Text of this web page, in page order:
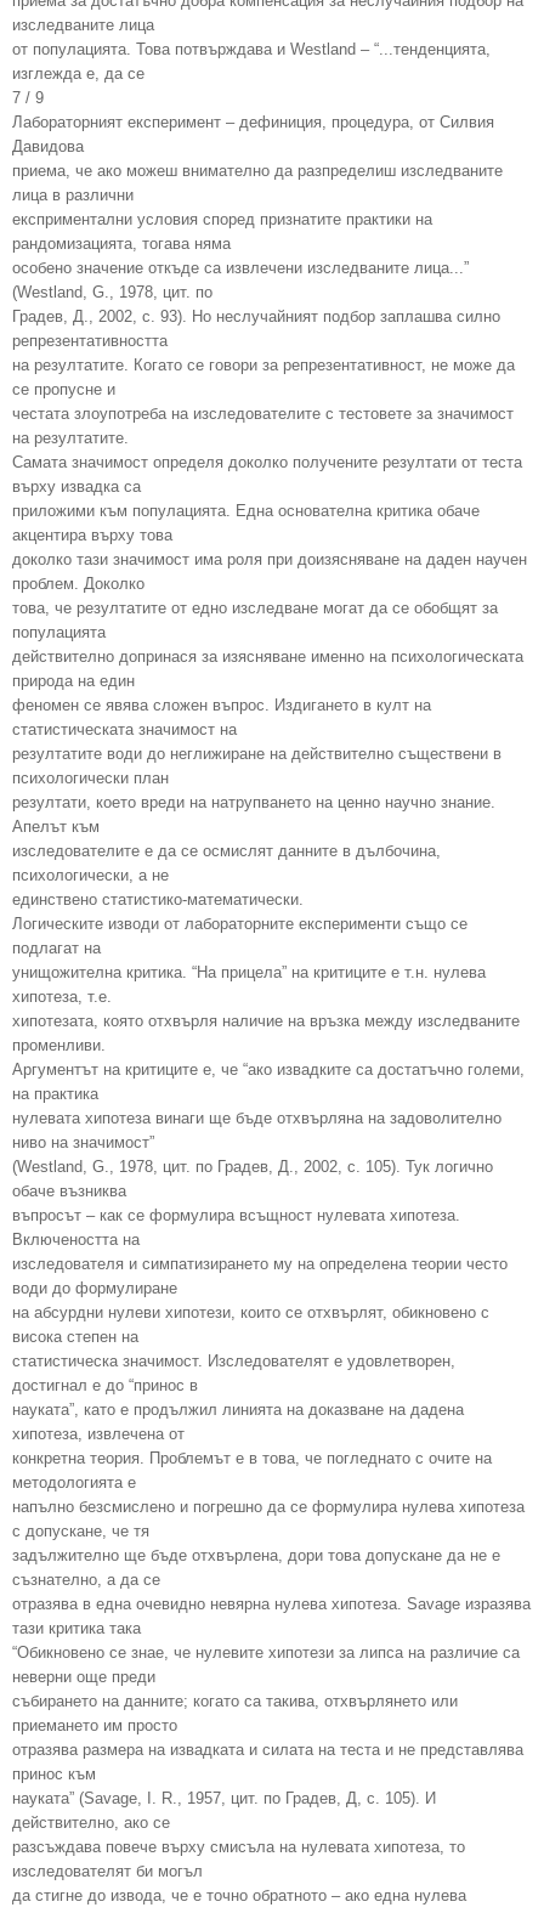
изследваните лица
от популацията. Това потвърждава и Westland – “...тенденцията,
изглежда е, да се
7 / 9
Лабораторният експеримент – дефиниция, процедура, от Силвия
Давидова
приема, че ако можеш внимателно да разпределиш изследваните
лица в различни
експриментални условия според признатите практики на
рандомизацията, тогава няма
особено значение откъде са извлечени изследваните лица...”
(Westland, G., 1978, цит. по
Градев, Д., 2002, с. 93). Но неслучайният подбор заплашва силно
репрезентативността
на резултатите. Когато се говори за репрезентативност, не може да
се пропусне и
честата злоупотреба на изследователите с тестовете за значимост
на резултатите.
Самата значимост определя доколко получените резултати от теста
върху извадка са
приложими към популацията. Една основателна критика обаче
акцентира върху това
доколко тази значимост има роля при доизясняване на даден научен
проблем. Доколко
това, че резултатите от едно изследване могат да се обобщят за
популацията
действително допринася за изясняване именно на психологическата
природа на един
феномен се явява сложен въпрос. Издигането в култ на
статистическата значимост на
резултатите води до неглижиране на действително съществени в
психологически план
резултати, което вреди на натрупването на ценно научно знание.
Апелът към
изследователите е да се осмислят данните в дълбочина,
психологически, а не
единствено статистико-математически.
Логическите изводи от лабораторните експерименти също се
подлагат на
унищожителна критика. “На прицела” на критиците е т.н. нулева
хипотеза, т.е.
хипотезата, която отхвърля наличие на връзка между изследваните
променливи.
Аргументът на критиците е, че “ако извадките са достатъчно големи,
на практика
нулевата хипотеза винаги ще бъде отхвърляна на задоволително
ниво на значимост”
(Westland, G., 1978, цит. по Градев, Д., 2002, с. 105). Тук логично
обаче възниква
въпросът – как се формулира всъщност нулевата хипотеза.
Включеността на
изследователя и симпатизирането му на определена теории често
води до формулиране
на абсурдни нулеви хипотези, които се отхвърлят, обикновено с
висока степен на
статистическа значимост. Изследователят е удовлетворен,
достигнал е до “принос в
науката”, като е продължил линията на доказване на дадена
хипотеза, извлечена от
конкретна теория. Проблемът е в това, че погледнато с очите на
методологията е
напълно безсмислено и погрешно да се формулира нулева хипотеза
с допускане, че тя
задължително ще бъде отхвърлена, дори това допускане да не е
съзнателно, а да се
отразява в една очевидно невярна нулева хипотеза. Savage изразява
тази критика така
“Обикновено се знае, че нулевите хипотези за липса на различие са
неверни още преди
събирането на данните; когато са такива, отхвърлянето или
приемането им просто
отразява размера на извадката и силата на теста и не представлява
принос към
науката” (Savage, I. R., 1957, цит. по Градев, Д, с. 105). И
действително, ако се
разсъждава повече върху смисъла на нулевата хипотеза, то
изследователят би могъл
да стигне до извода, че е точно обратното – ако една нулева